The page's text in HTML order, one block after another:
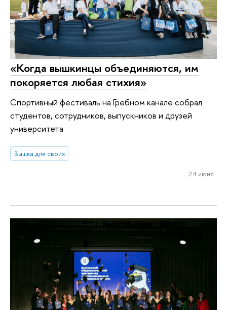
«Когда вышкинцы объединяются, им
покоряется любая стихия»
Спортивный фестиваль на Гребном канале собрал
студентов, сотрудников, выпускников и друзей
университета
Вышка для своих
24 июня